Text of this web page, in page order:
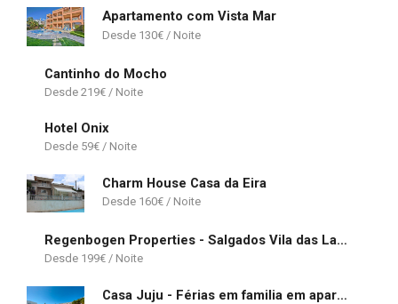
Apartamento com Vista Mar
130€
Cantinho do Mocho
219€
Hotel Onix
59€
Charm House Casa da Eira
160€
Regenbogen Properties - Salgados Vila das Lagoas
199€
Casa Juju - Férias em familia em apartamento com piscina perto da praia